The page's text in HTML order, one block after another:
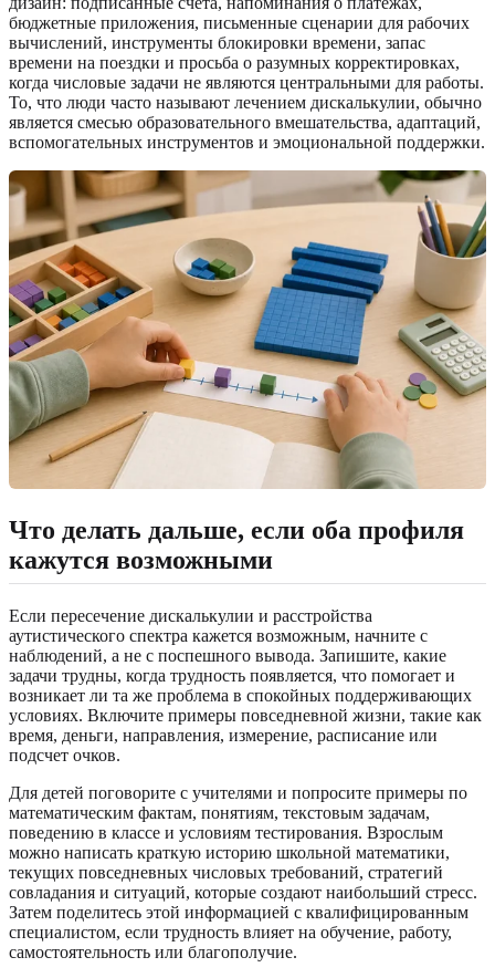
бюджетные приложения, письменные сценарии для рабочих
вычислений, инструменты блокировки времени, запас
времени на поездки и просьба о разумных корректировках,
когда числовые задачи не являются центральными для работы.
То, что люди часто называют лечением дискалькулии, обычно
является смесью образовательного вмешательства, адаптаций,
вспомогательных инструментов и эмоциональной поддержки.
Что делать дальше, если оба профиля
кажутся возможными
Если пересечение дискалькулии и расстройства
аутистического спектра кажется возможным, начните с
наблюдений, а не с поспешного вывода. Запишите, какие
задачи трудны, когда трудность появляется, что помогает и
возникает ли та же проблема в спокойных поддерживающих
условиях. Включите примеры повседневной жизни, такие как
время, деньги, направления, измерение, расписание или
подсчет очков.
Для детей поговорите с учителями и попросите примеры по
математическим фактам, понятиям, текстовым задачам,
поведению в классе и условиям тестирования. Взрослым
можно написать краткую историю школьной математики,
текущих повседневных числовых требований, стратегий
совладания и ситуаций, которые создают наибольший стресс.
Затем поделитесь этой информацией с квалифицированным
специалистом, если трудность влияет на обучение, работу,
самостоятельность или благополучие.